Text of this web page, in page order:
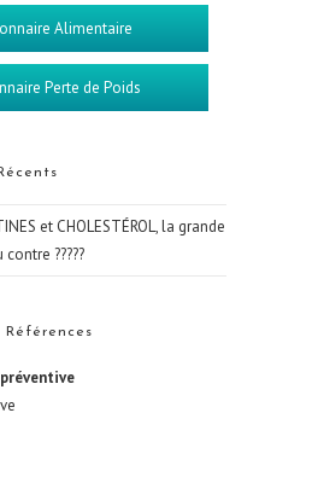
Alimentaire
Perte de Poids
et CHOLESTÉROL, la grande
?????